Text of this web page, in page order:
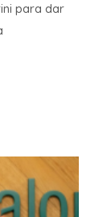
para dar